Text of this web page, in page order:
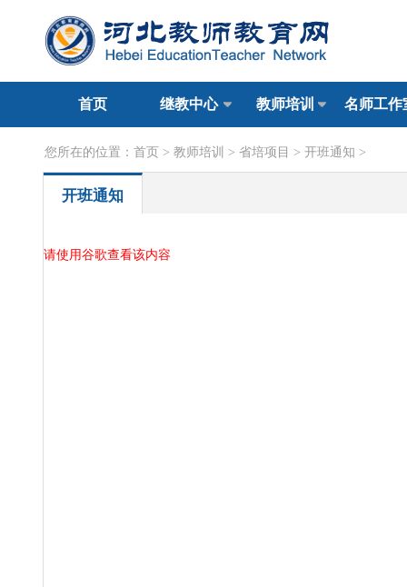
首页 继教中心 教师培训 名师工作
您所在的位置： 首页 > 教师培训 > 省培项目 > 开班通知 >
开班通知
请使用谷歌查看该内容